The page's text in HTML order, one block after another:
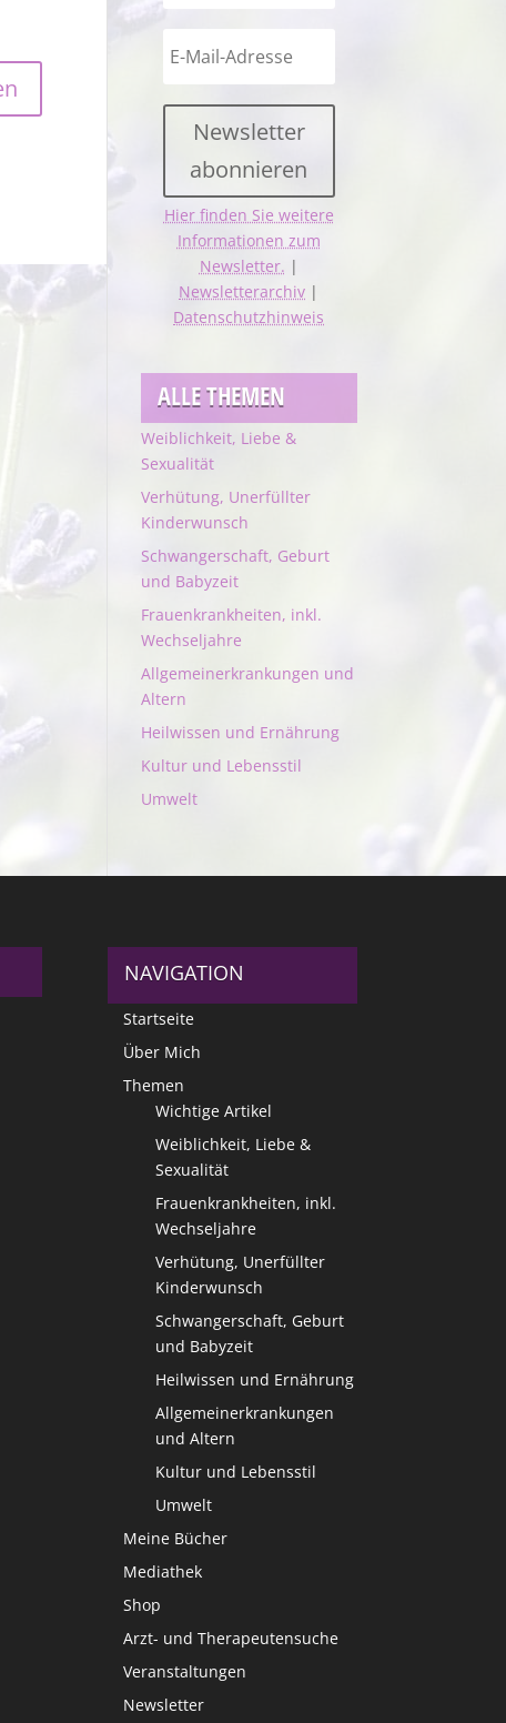
Newsletter
abonnieren
Hier finden Sie weitere
Informationen zum
Newsletter. |
Newsletterarchiv |
Datenschutzhinweis
ALLE THEMEN
Weiblichkeit, Liebe &
Sexualität
Verhütung, Unerfüllter
Kinderwunsch
Schwangerschaft, Geburt
und Babyzeit
Frauenkrankheiten, inkl.
Wechseljahre
Allgemeinerkrankungen und
Altern
Heilwissen und Ernährung
Kultur und Lebensstil
Umwelt
NAVIGATION
Startseite
Über Mich
Themen
Wichtige Artikel
Weiblichkeit, Liebe &
Sexualität
Frauenkrankheiten, inkl.
Wechseljahre
Verhütung, Unerfüllter
Kinderwunsch
Schwangerschaft, Geburt
und Babyzeit
Heilwissen und Ernährung
Allgemeinerkrankungen
und Altern
Kultur und Lebensstil
Umwelt
Meine Bücher
Mediathek
Shop
Arzt- und Therapeutensuche
Veranstaltungen
Newsletter